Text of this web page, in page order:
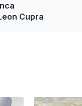
Cupra